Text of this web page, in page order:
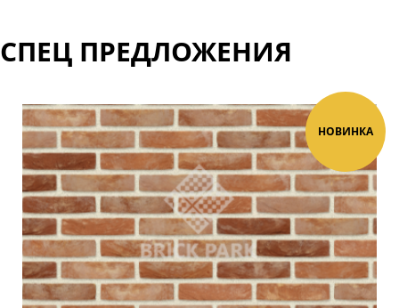
СПЕЦ ПРЕДЛОЖЕНИЯ
НОВИНКА